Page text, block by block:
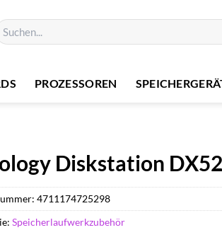
PROZESSOREN
Diskstation
4711174725298
Speicherlaufwerkzubehör